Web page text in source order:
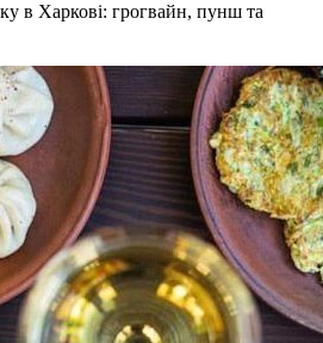
в Харкові: грогвайн, пунш та